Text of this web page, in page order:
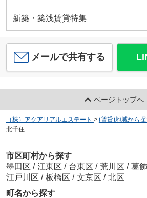
新築・築浅賃貸特集
メールで共有する
ページトップへ
（株）アクアリアルエステート > (賃貸)地域から
北千住
市区町村から探す
墨田区 / 江東区 / 台東区 / 荒川区 / 葛
江戸川区 / 板橋区 / 文京区 / 北区
町名から探す